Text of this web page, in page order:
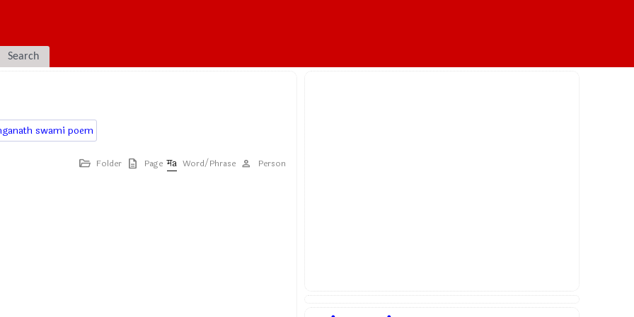
Search
swami poem
Folder Page Word/Phrase Person